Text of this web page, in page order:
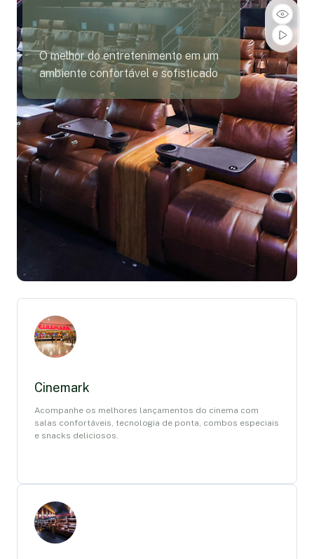
O melhor do entretenimento em um
ambiente confortável e sofisticado
Cinemark
Acompanhe os melhores lançamentos do cinema com
salas confortáveis, tecnologia de ponta, combos especiais
e snacks deliciosos.